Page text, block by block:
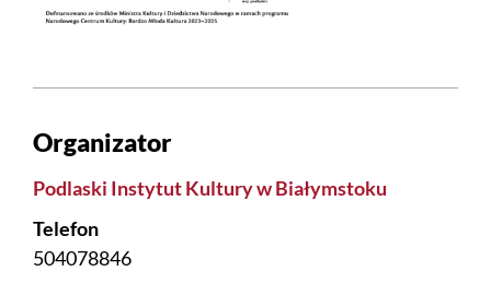
Organizator
Podlaski Instytut Kultury w Białymstoku
Telefon
504078846